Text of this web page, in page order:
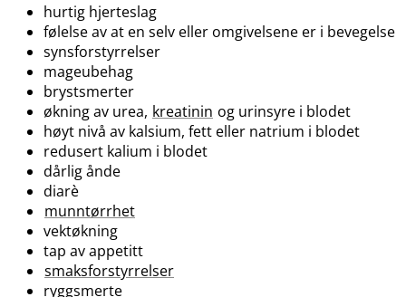
hurtig hjerteslag
følelse av at en selv eller omgivelsene er i bevegelse
synsforstyrrelser
mageubehag
brystsmerter
økning av urea, kreatinin og urinsyre i blodet
høyt nivå av kalsium, fett eller natrium i blodet
redusert kalium i blodet
dårlig ånde
diarè
munntørrhet
vektøkning
tap av appetitt
smaksforstyrrelser
ryggsmerte